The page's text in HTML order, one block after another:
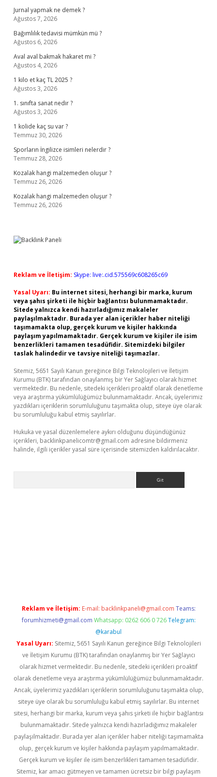
Jurnal yapmak ne demek ?
Ağustos 7, 2026
Bağımlılık tedavisi mümkün mü ?
Ağustos 6, 2026
Aval aval bakmak hakaret mi ?
Ağustos 4, 2026
1 kilo et kaç TL 2025 ?
Ağustos 3, 2026
1. sınıfta sanat nedir ?
Ağustos 3, 2026
1 kolide kaç su var ?
Temmuz 30, 2026
Sporların İngilizce isimleri nelerdir ?
Temmuz 28, 2026
Kozalak hangi malzemeden oluşur ?
Temmuz 26, 2026
Kozalak hangi malzemeden oluşur ?
Temmuz 26, 2026
Reklam ve İletişim: Skype: live:.cid.575569c608265c69
Yasal Uyarı: Bu internet sitesi, herhangi bir marka, kurum
veya şahıs şirketi ile hiçbir bağlantısı bulunmamaktadır.
Sitede yalnızca kendi hazırladığımız makaleler
paylaşılmaktadır. Burada yer alan içerikler haber niteliği
taşımamakta olup, gerçek kurum ve kişiler hakkında
paylaşım yapılmamaktadır. Gerçek kurum ve kişiler ile isim
benzerlikleri tamamen tesadüfidir. Sitemizdeki bilgiler
taslak halindedir ve tavsiye niteliği taşımazlar.
Sitemiz, 5651 Sayılı Kanun gereğince Bilgi Teknolojileri ve İletişim
Kurumu (BTK) tarafından onaylanmış bir Yer Sağlayıcı olarak hizmet
vermektedir. Bu nedenle, sitedeki içerikleri proaktif olarak denetleme
veya araştırma yükümlülüğümüz bulunmamaktadır. Ancak, üyelerimiz
yazdıkları içeriklerin sorumluluğunu taşımakta olup, siteye üye olarak
bu sorumluluğu kabul etmiş sayılırlar.
Hukuka ve yasal düzenlemelere aykırı olduğunu düşündüğünüz
içerikleri, backlinkpanelicomtr@gmail.com adresine bildirmeniz
halinde, ilgili içerikler yasal süre içerisinde sitemizden kaldırılacaktır.
Reklam ve İletişim: E-mail: backlinkpaneli@gmail.com Teams:
forumhizmeti@gmail.com Whatsapp: 0262 606 0 726 Telegram:
@karabul
Yasal Uyarı: Sitemiz, 5651 Sayılı Kanun gereğince Bilgi Teknolojileri
ve İletişim Kurumu (BTK) tarafından onaylanmış bir Yer Sağlayıcı
olarak hizmet vermektedir. Bu nedenle, sitedeki içerikleri proaktif
olarak denetleme veya araştırma yükümlülüğümüz bulunmamaktadır.
Ancak, üyelerimiz yazdıkları içeriklerin sorumluluğunu taşımakta olup,
siteye üye olarak bu sorumluluğu kabul etmiş sayılırlar. Bu internet
sitesi, herhangi bir marka, kurum veya şahıs şirketi ile hiçbir bağlantısı
bulunmamaktadır. Sitede yalnızca kendi hazırladığımız makaleler
paylaşılmaktadır. Burada yer alan içerikler haber niteliği taşımamakta
olup, gerçek kurum ve kişiler hakkında paylaşım yapılmamaktadır.
Gerçek kurum ve kişiler ile isim benzerlikleri tamamen tesadüfidir.
Sitemiz, kar amacı gütmeyen ve tamamen ücretsiz bir bilgi paylaşım